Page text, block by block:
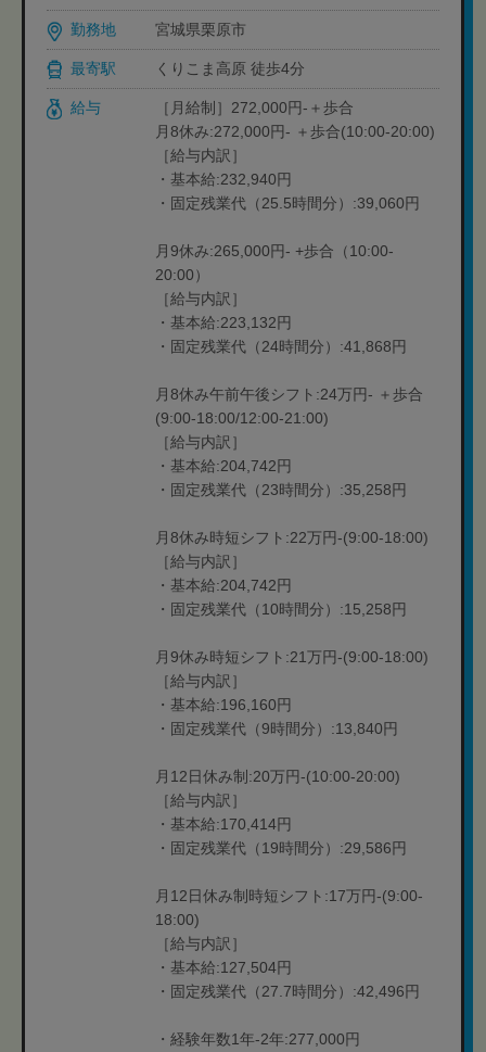
勤務地 宮城県栗原市
最寄駅 くりこま高原 徒歩4分
給与
［月給制］272,000円-＋歩合
月8休み:272,000円- ＋歩合(10:00-20:00)
［給与内訳］
・基本給:232,940円
・固定残業代（25.5時間分）:39,060円
月9休み:265,000円- +歩合（10:00-
20:00）
［給与内訳］
・基本給:223,132円
・固定残業代（24時間分）:41,868円
月8休み午前午後シフト:24万円- ＋歩合
(9:00-18:00/12:00-21:00)
［給与内訳］
・基本給:204,742円
・固定残業代（23時間分）:35,258円
月8休み時短シフト:22万円-(9:00-18:00)
［給与内訳］
・基本給:204,742円
・固定残業代（10時間分）:15,258円
月9休み時短シフト:21万円-(9:00-18:00)
［給与内訳］
・基本給:196,160円
・固定残業代（9時間分）:13,840円
月12日休み制:20万円-(10:00-20:00)
［給与内訳］
・基本給:170,414円
・固定残業代（19時間分）:29,586円
月12日休み制時短シフト:17万円-(9:00-
18:00)
［給与内訳］
・基本給:127,504円
・固定残業代（27.7時間分）:42,496円
・経験年数1年-2年:277,000円